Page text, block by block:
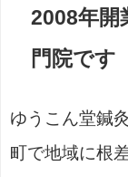
2008年開
門院です
ゆうこん堂鍼
町で地域に根